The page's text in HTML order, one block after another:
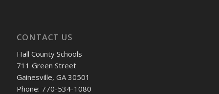
CONTACT US
Hall County Schools
711 Green Street
Gainesville, GA 30501
Phone: 770-534-1080